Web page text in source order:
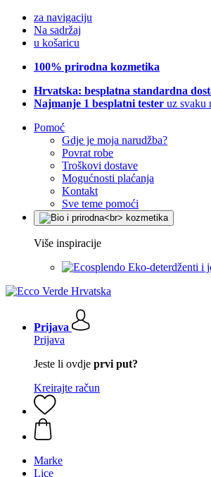
za navigaciju
Na sadržaj
u košaricu
100% prirodna kozmetika
Hrvatska: besplatna standardna
Najmanje 1 besplatni tester uz svaku
Pomoć
Gdje je moja narudžba?
Povrat robe
Troškovi dostave
Mogućnosti plaćanja
Kontakt
Sve teme pomoći
Više inspiracije
Eko-deterdženti i
Prijava
Prijava
Jeste li ovdje prvi put?
Kreirajte račun
Marke
Lice